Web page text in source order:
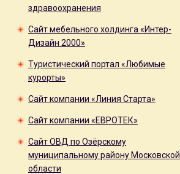
здравоохранения
Сайт мебельного холдинга «Интер-
Дизайн 2000»
Туристический портал «Любимые
курорты»
Сайт компании «Линия Старта»
Сайт компании «ЕВРОТЕК»
Сайт ОВД по Озёрскому
муниципальному району Московской
области